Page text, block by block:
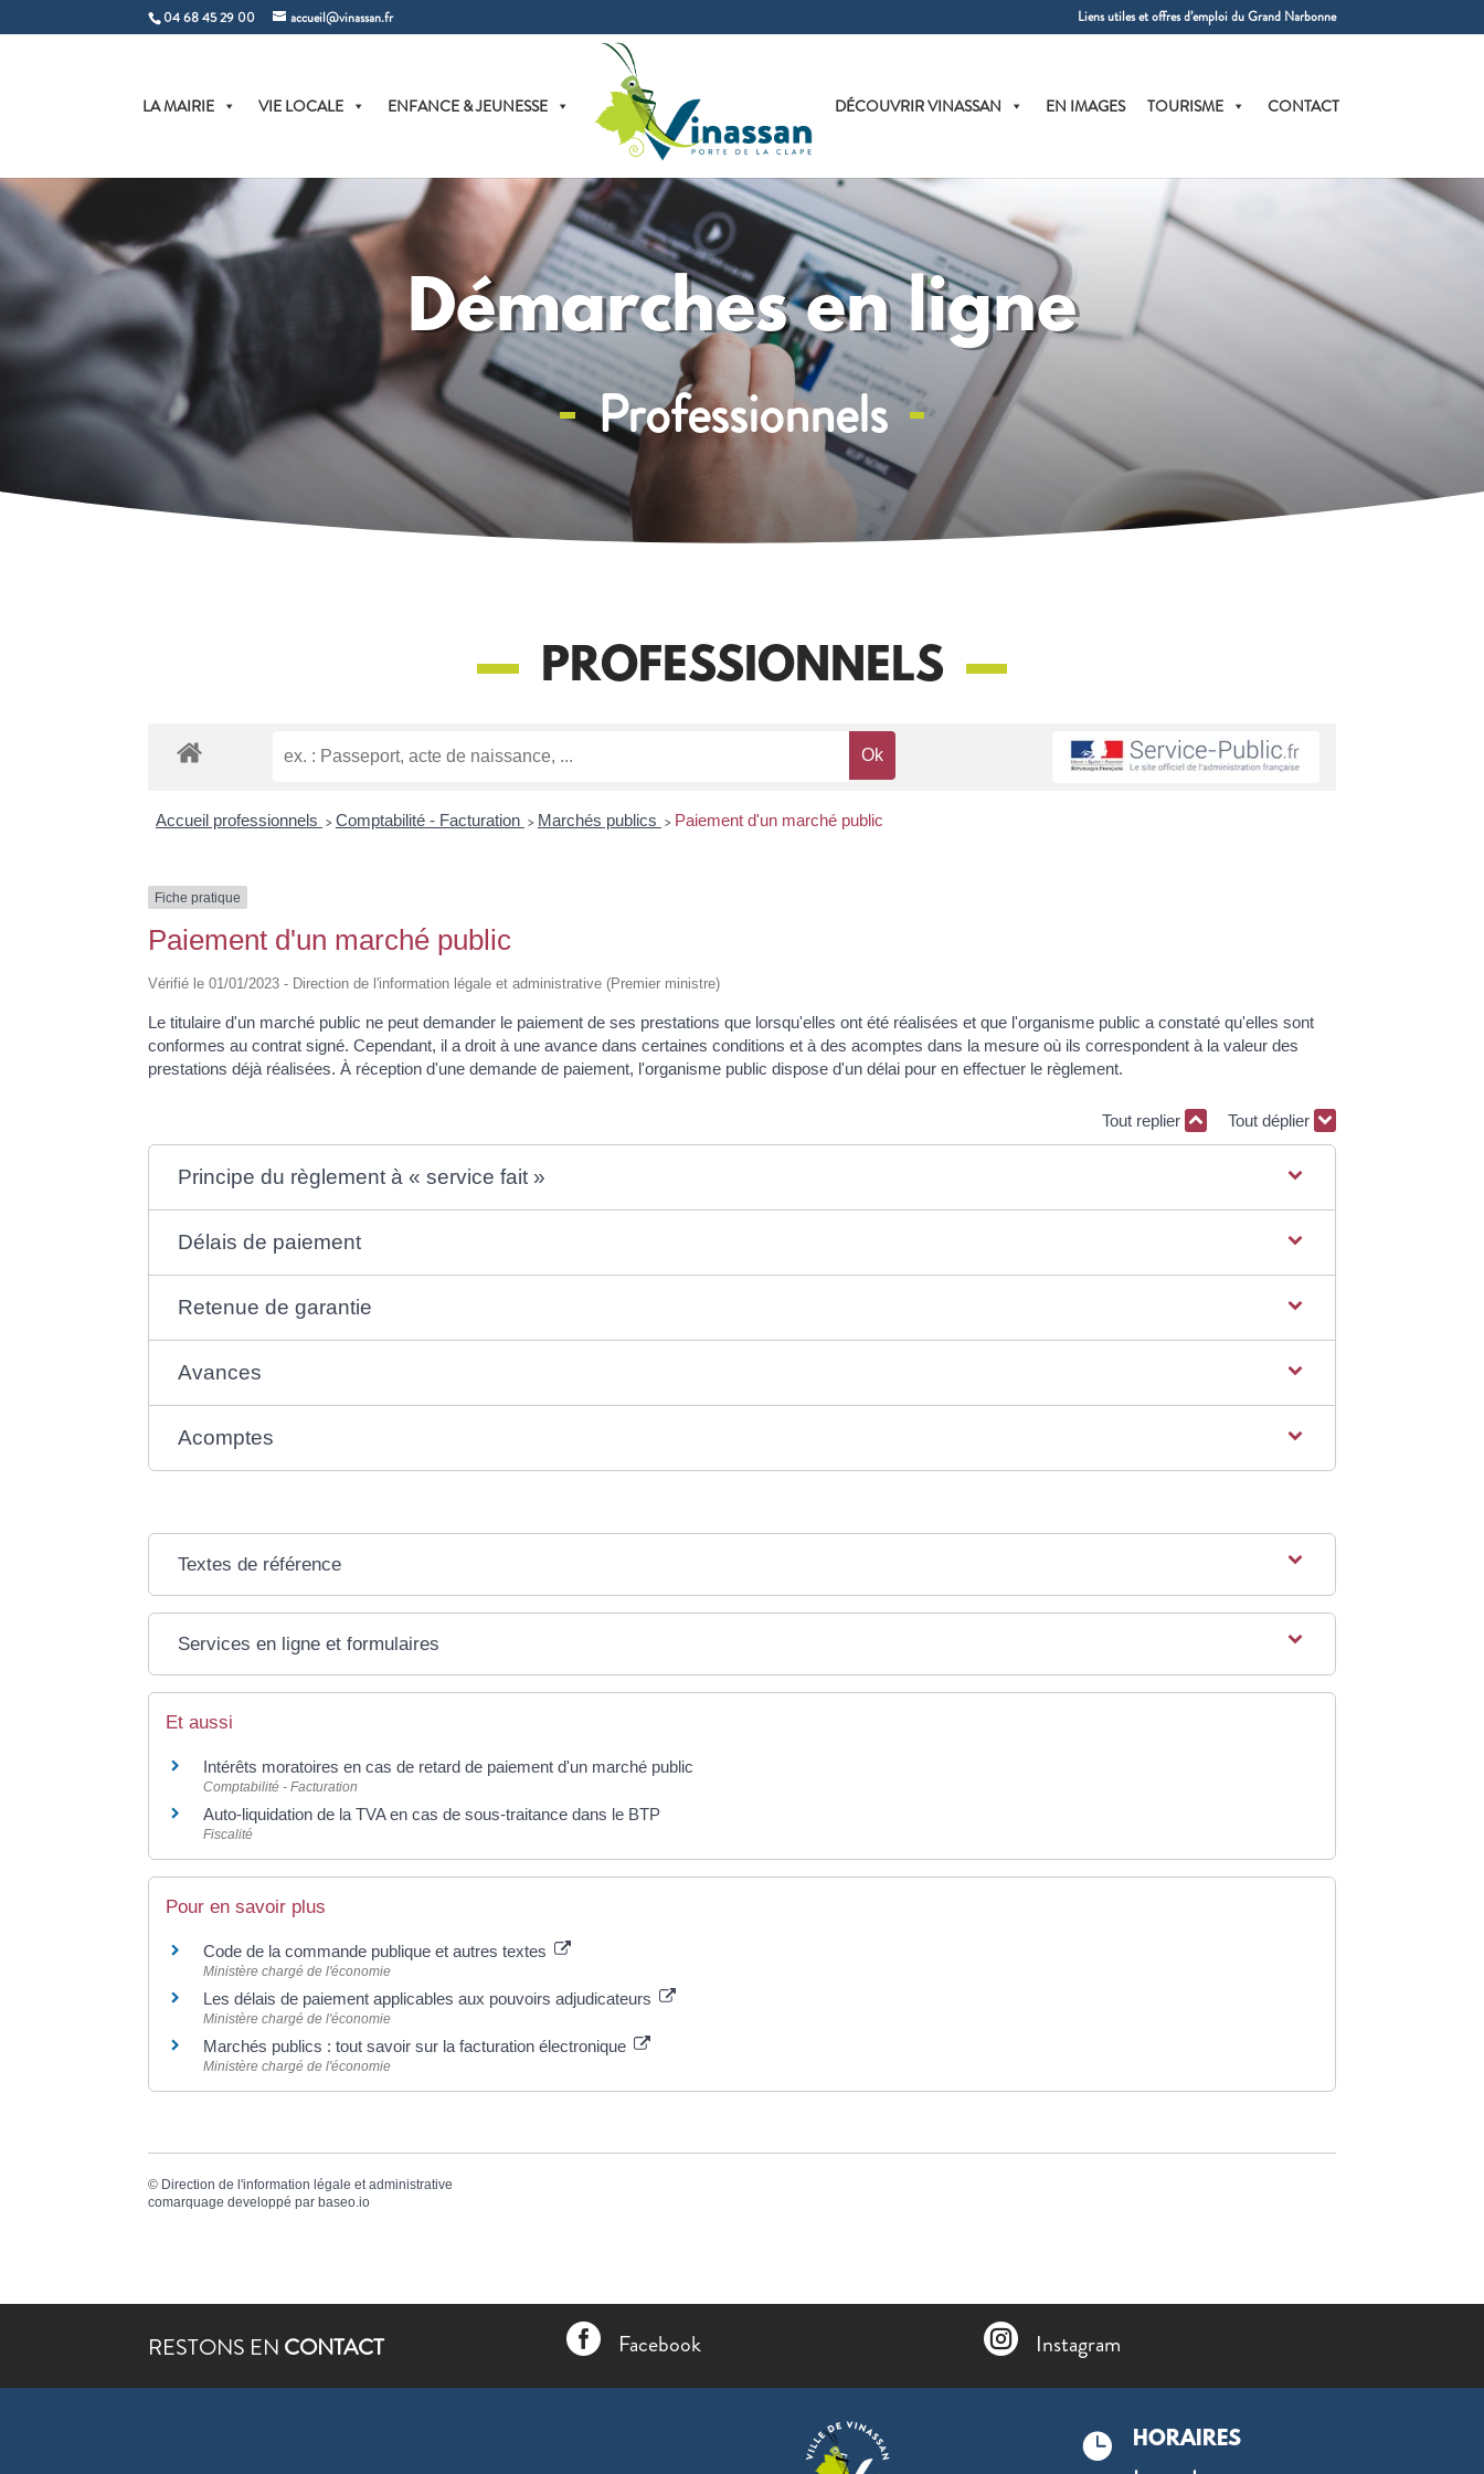
04 68 45 29 00 accueil@vinassan.fr Liens utiles et offres d’emploi du Grand Narbonne
LA MAIRIE VIE LOCALE ENFANCE & JEUNESSE DÉCOUVRIR VINASSAN EN IMAGES TOURISME CONTACT
Démarches en ligne
Professionnels
PROFESSIONNELS
Accueil professionnels > Comptabilité - Facturation > Marchés publics > Paiement d'un marché public
Fiche pratique
Paiement d'un marché public
Vérifié le 01/01/2023 - Direction de l'information légale et administrative (Premier ministre)
Le titulaire d'un marché public ne peut demander le paiement de ses prestations que lorsqu'elles ont été réalisées et que l'organisme public a constaté qu'elles sont
conformes au contrat signé. Cependant, il a droit à une avance dans certaines conditions et à des acomptes dans la mesure où ils correspondent à la valeur des
prestations déjà réalisées. À réception d'une demande de paiement, l'organisme public dispose d'un délai pour en effectuer le règlement.
Tout replier Tout déplier
Principe du règlement à « service fait »
Délais de paiement
Retenue de garantie
Avances
Acomptes
Textes de référence
Services en ligne et formulaires
Et aussi
Intérêts moratoires en cas de retard de paiement d'un marché public
Comptabilité - Facturation
Auto-liquidation de la TVA en cas de sous-traitance dans le BTP
Fiscalité
Pour en savoir plus
Code de la commande publique et autres textes
Ministère chargé de l'économie
Les délais de paiement applicables aux pouvoirs adjudicateurs
Ministère chargé de l'économie
Marchés publics : tout savoir sur la facturation électronique
Ministère chargé de l'économie
© Direction de l'information légale et administrative
comarquage developpé par baseo.io
RESTONS EN CONTACT  Facebook  Instagram
 HORAIRES